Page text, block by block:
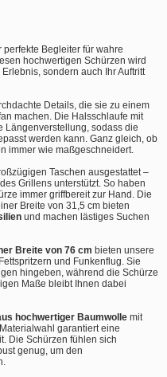
perfekte Begleiter für wahre
hochwertigen Schürzen wird
sondern auch Ihr Auftritt
Details, die sie zu einem
machen. Die Halsschlaufe mit
Längenverstellung, sodass die
werden kann. Ganz gleich, ob
immer wie maßgeschneidert.
Taschen ausgestattet –
Grillens unterstützt. So haben
immer griffbereit zur Hand. Die
Breite von 31,5 cm bieten
und machen lästiges Suchen
Breite von 76 cm bieten unsere
und Funkenflug. Sie
hingeben, während die Schürze
Maße bleibt Ihnen dabei
hochwertiger Baumwolle mit
Materialwahl garantiert eine
Die Schürzen fühlen sich
genug, um den